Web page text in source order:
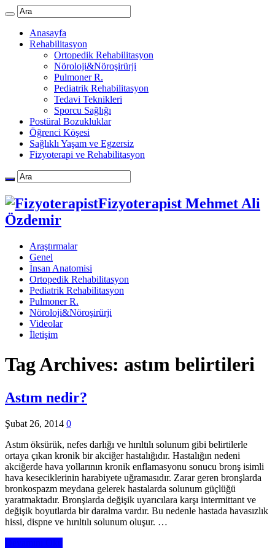
Anasayfa
Rehabilitasyon
Ortopedik Rehabilitasyon
Nöroloji&Nöroşirürji
Pulmoner R.
Pediatrik Rehabilitasyon
Tedavi Teknikleri
Sporcu Sağlığı
Postüral Bozukluklar
Öğrenci Köşesi
Sağlıklı Yaşam ve Egzersiz
Fizyoterapi ve Rehabilitasyon
Fizyoterapist Mehmet Ali
Özdemir
Araştırmalar
Genel
İnsan Anatomisi
Ortopedik Rehabilitasyon
Pediatrik Rehabilitasyon
Pulmoner R.
Nöroloji&Nöroşirürji
Videolar
İletişim
Tag Archives: astım belirtileri
Astım nedir?
Şubat 26, 2014 0
Astım öksürük, nefes darlığı ve hırıltılı solunum gibi belirtilerle
ortaya çıkan kronik bir akciğer hastalığıdır. Hastalığın nedeni
akciğerde hava yollarının kronik enflamasyonu sonucu bronş isimli
hava keseciklerinin harabiyete uğramasıdır. Zarar geren bronşlarda
bronkospazm meydana gelerek hastalarda solunum güçlüğü
yaratmaktadır. Bronşlarda değişik uyarıcılara karşı intermittant ve
değişik boyutlarda bir daralma vardır. Bu nedenle hastada havasızlık
hissi, dispne ve hırıltılı solunum oluşur. …